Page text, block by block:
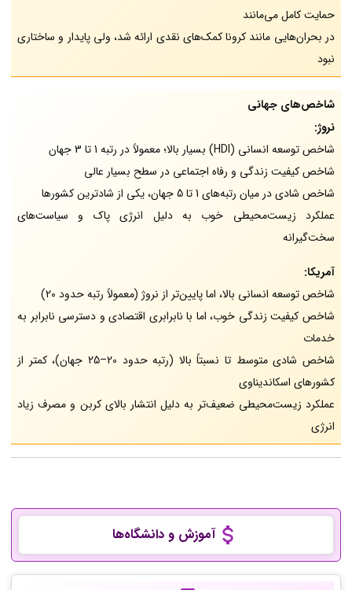
حمایت کامل می‌مانند
در بحران‌هایی مانند کرونا کمک‌های نقدی ارائه شد، ولی پایدار و ساختاری
نبود
شاخص‌های جهانی
نروژ:
شاخص توسعه انسانی (HDI) بسیار بالا؛ معمولاً در رتبه 1 تا 3 جهان
شاخص کیفیت زندگی و رفاه اجتماعی در سطح بسیار عالی
شاخص شادی در میان رتبه‌های 1 تا 5 جهان، یکی از شادترین کشورها
عملکرد زیست‌محیطی خوب به دلیل انرژی پاک و سیاست‌های
سخت‌گیرانه
آمریکا:
شاخص توسعه انسانی بالا، اما پایین‌تر از نروژ (معمولاً رتبه حدود 20)
شاخص کیفیت زندگی خوب، اما با نابرابری اقتصادی و دسترسی نابرابر به
خدمات
شاخص شادی متوسط تا نسبتاً بالا (رتبه حدود 20–25 جهان)، کمتر از
کشورهای اسکاندیناوی
عملکرد زیست‌محیطی ضعیف‌تر به دلیل انتشار بالای کربن و مصرف زیاد
انرژی
آموزش و دانشگاه‌ها